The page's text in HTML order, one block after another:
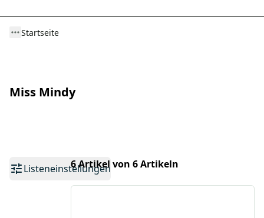
Startseite
Miss Mindy
Listeneinstellungen6 Artikel von 6 Artikeln